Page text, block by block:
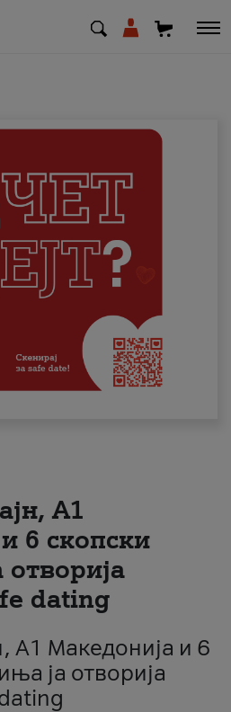
A1
6 скопски
dating
A1 Македонија и 6
ја отворија